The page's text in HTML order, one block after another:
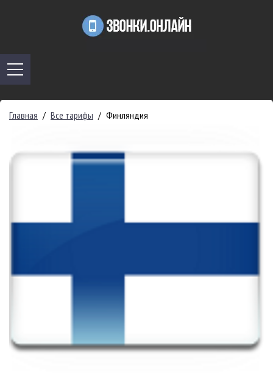
Главная / Все тарифы / Финляндия